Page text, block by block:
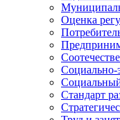
Оценка
Социально-
Стандарт